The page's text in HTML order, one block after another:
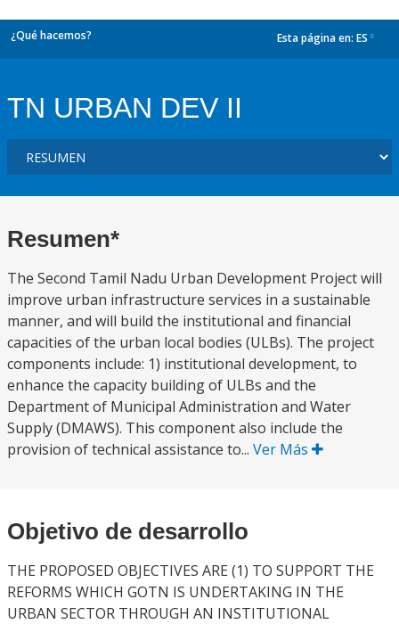
¿Qué hacemos? Esta página en: ES
TN URBAN DEV II
Resumen*
The Second Tamil Nadu Urban Development Project will
improve urban infrastructure services in a sustainable
manner, and will build the institutional and financial
capacities of the urban local bodies (ULBs). The project
components include: 1) institutional development, to
enhance the capacity building of ULBs and the
Department of Municipal Administration and Water
Supply (DMAWS). This component also include the
provision of technical assistance to... Ver Más
Objetivo de desarrollo
THE PROPOSED OBJECTIVES ARE (1) TO SUPPORT THE
REFORMS WHICH GOTN IS UNDERTAKING IN THE
URBAN SECTOR THROUGH AN INSTITUTIONAL